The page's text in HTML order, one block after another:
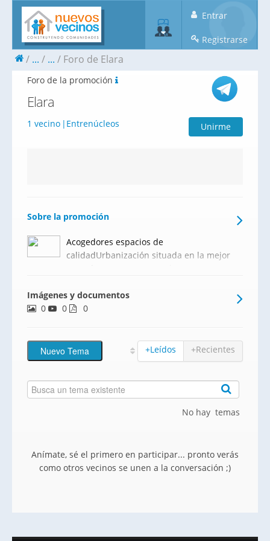
Entrar
Registrarse
... ... Foro de Elara
Foro de la promoción
Elara
1 vecino Entrenúcleos Unirme
Sobre la promoción
Acogedores espacios de
calidadUrbanización situada en la mejor
con una magnífica urbanizacion interior y
zonas comunes que incluyen piscina de
Imágenes y documentos
0
0 0
+Leídos +Recientes
No hay temas
Anímate, sé el primero en participar... pronto verás
como otros vecinos se unen a la conversación ;)